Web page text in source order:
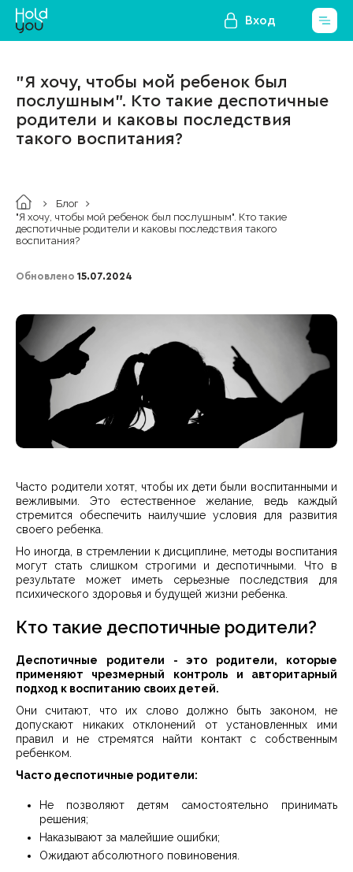
Вход
"Я хочу, чтобы мой ребенок был
послушным". Кто такие деспотичные
родители и каковы последствия
такого воспитания?
Блог
"Я хочу, чтобы мой ребенок был послушным". Кто такие
деспотичные родители и каковы последствия такого
воспитания?
Обновлено 15.07.2024
Часто родители хотят, чтобы их дети были воспитанными и
вежливыми. Это естественное желание, ведь каждый
стремится обеспечить наилучшие условия для развития
своего ребенка.
Но иногда, в стремлении к дисциплине, методы воспитания
могут стать слишком строгими и деспотичными. Что в
результате может иметь серьезные последствия для
психического здоровья и будущей жизни ребенка.
Кто такие деспотичные родители?
Деспотичные родители - это родители, которые
применяют чрезмерный контроль и авторитарный
подход к воспитанию своих детей.
Они считают, что их слово должно быть законом, не
допускают никаких отклонений от установленных ими
правил и не стремятся найти контакт с собственным
ребенком.
Часто деспотичные родители:
Не позволяют детям самостоятельно принимать
решения;
Наказывают за малейшие ошибки;
Ожидают абсолютного повиновения.